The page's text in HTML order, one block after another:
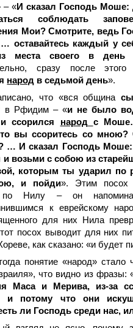
– «И сказал Господь Моше:
соблюдать
Мои? Смотрите, ведь
… оставайтесь каждый у
места своего в день
сразу после
народ в седьмой день».
что «вся община
в Рфидим – «и не было
ссорился народ с
вы ссоритесь со мною?
… И сказал Господь
и возьми с собою из
которым ты ударил по
и пойди». Этим посох
Нилу – он
к еврейскому
для них Нила
посох выводит для них
как сказано: «и будет
понятие «народ» стало
что видно из фразы:
Маса и Мерива, из-за
и потому что они
ли Господь среди нас,